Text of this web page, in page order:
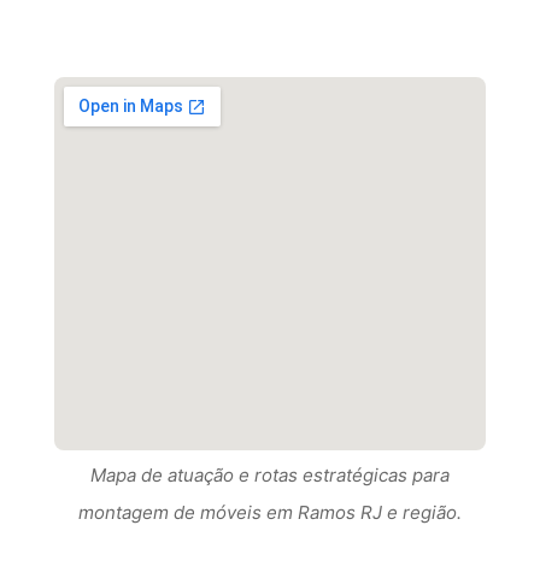
Mapa de atuação e rotas estratégicas para
Mapa de atuação e rotas estratégicas para
Mapa de atuação e rotas estratégicas para
montagem de móveis em Ramos RJ e região.